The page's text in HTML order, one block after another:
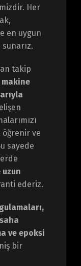
Her
en uygun
takip
öğrenir ve
sayede
uzun
ederiz.
ve epoksi
bir